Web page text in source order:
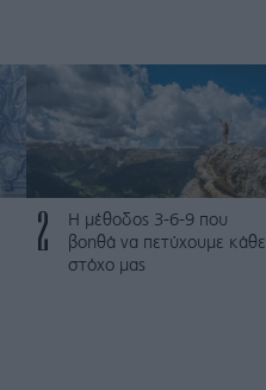
2
Η μέθοδος 3-6-9 που
βοηθά να πετύχουμε κάθε
στόχο μας